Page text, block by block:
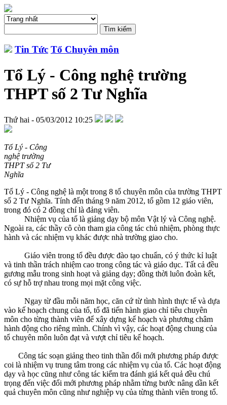
Tin Tức Tổ Chuyên môn
Tổ Lý - Công nghệ trường
THPT số 2 Tư Nghĩa
Thứ hai - 05/03/2012 10:25
Tổ Lý - Công
nghệ trường
THPT số 2 Tư
Nghĩa
Tổ Lý - Công nghệ là một trong 8 tổ chuyên môn của trường THPT
số 2 Tư Nghĩa. Tính đến tháng 9 năm 2012, tổ gồm 12 giáo viên,
trong đó có 2 đồng chí là đảng viên.
Nhiệm vụ của tổ là giảng dạy bộ môn Vật lý và Công nghệ.
Ngoài ra, các thầy cô còn tham gia công tác chủ nhiệm, phòng thực
hành và các nhiệm vụ khác được nhà trường giao cho.
Giáo viên trong tổ đều được đào tạo chuẩn, có ý thức kỉ luật
và tinh thần trách nhiệm cao trong công tác và giáo dục. Tất cả đều
gương mẫu trong sinh hoạt và giảng dạy; đồng thời luôn đoàn kết,
có sự hỗ trợ nhau trong mọi mặt công việc.
Ngay từ đầu mỗi năm học, căn cứ từ tình hình thực tế và dựa
vào kế hoạch chung của tổ, tổ đã tiến hành giao chỉ tiêu chuyên
môn cho từng thành viên để xây dựng kế hoạch và phương châm
hành động cho riêng mình. Chính vì vậy, các hoạt động chung của
tổ chuyên môn luôn đạt và vượt chỉ tiêu kế hoạch.
Công tác soạn giảng theo tinh thần đổi mới phương pháp được
coi là nhiệm vụ trung tâm trong các nhiệm vụ của tổ. Các hoạt động
dạy và học cũng như công tác kiểm tra đánh giá kết quả đều chú
trọng đến việc đổi mới phương pháp nhằm từng bước nâng dần kết
quả chuyên môn cũng như nghiệp vụ của từng thành viên trong tổ.